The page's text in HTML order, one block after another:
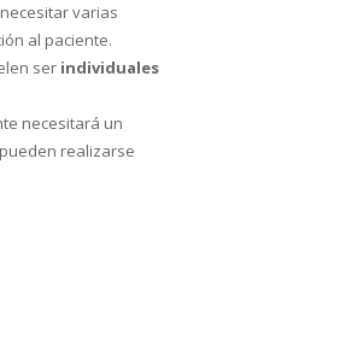
varias
al paciente.
ser individuales
necesitará un
realizarse